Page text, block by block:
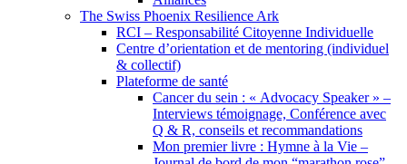
The Swiss Phoenix Resilience Ark
RCI – Responsabilité Citoyenne Individuelle
Centre d’orientation et de mentoring (individuel
& collectif)
Plateforme de santé
Cancer du sein : « Advocacy Speaker » –
Interviews témoignage, Conférence avec
Q & R, conseils et recommandations
Mon premier livre : Hymne à la Vie –